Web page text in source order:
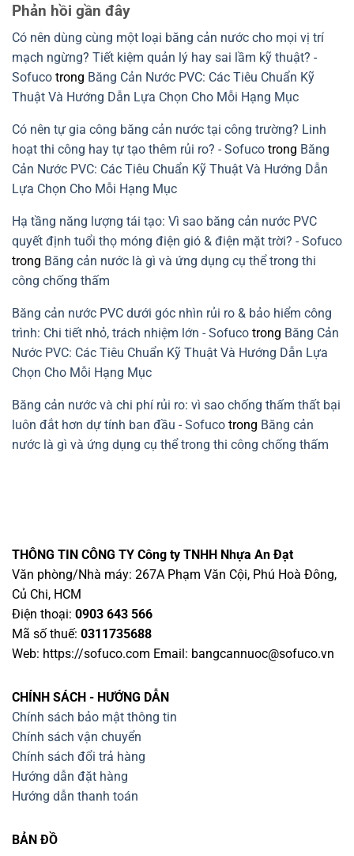
chi
tiết
kết
cấu
cần
tránh
nhựa
nguyên
sinh:
Giải
pháp
xanh
cho
xây
dựng
bền
luận
ở
Cách
xử
lý
rò
rỉ
nước
mạch
ngừng
lắp
băng
cản
nước
PVC
Phản hồi gần đây
Có nên dùng cùng một loại băng cản nước cho mọi vị trí
mạch ngừng? Tiết kiệm quản lý hay sai lầm kỹ thuật? -
Sofuco trong Băng Cản Nước PVC: Các Tiêu Chuẩn Kỹ
Thuật Và Hướng Dẫn Lựa Chọn Cho Mỗi Hạng Mục
Có nên tự gia công băng cản nước tại công trường? Linh
hoạt thi công hay tự tạo thêm rủi ro? - Sofuco trong Băng
Cản Nước PVC: Các Tiêu Chuẩn Kỹ Thuật Và Hướng Dẫn
Lựa Chọn Cho Mỗi Hạng Mục
Hạ tầng năng lượng tái tạo: Vì sao băng cản nước PVC
quyết định tuổi thọ móng điện gió & điện mặt trời? - Sofuco
trong Băng cản nước là gì và ứng dụng cụ thể trong thi
công chống thấm
Băng cản nước PVC dưới góc nhìn rủi ro & bảo hiểm công
trình: Chi tiết nhỏ, trách nhiệm lớn - Sofuco trong Băng Cản
Nước PVC: Các Tiêu Chuẩn Kỹ Thuật Và Hướng Dẫn Lựa
Chọn Cho Mỗi Hạng Mục
Băng cản nước và chi phí rủi ro: vì sao chống thấm thất bại
luôn đắt hơn dự tính ban đầu - Sofuco trong Băng cản
nước là gì và ứng dụng cụ thể trong thi công chống thấm
THÔNG TIN CÔNG TY Công ty TNHH Nhựa An Đạt
Văn phòng/Nhà máy: 267A Phạm Văn Cội, Phú Hoà Đông,
Củ Chi, HCM
Điện thoại: 0903 643 566
Mã số thuế: 0311735688
Web: https://sofuco.com Email: bangcannuoc@sofuco.vn
CHÍNH SÁCH - HƯỚNG DẪN
Chính sách bảo mật thông tin
Chính sách vận chuyển
Chính sách đổi trả hàng
Hướng dẫn đặt hàng
Hướng dẫn thanh toán
BẢN ĐỒ